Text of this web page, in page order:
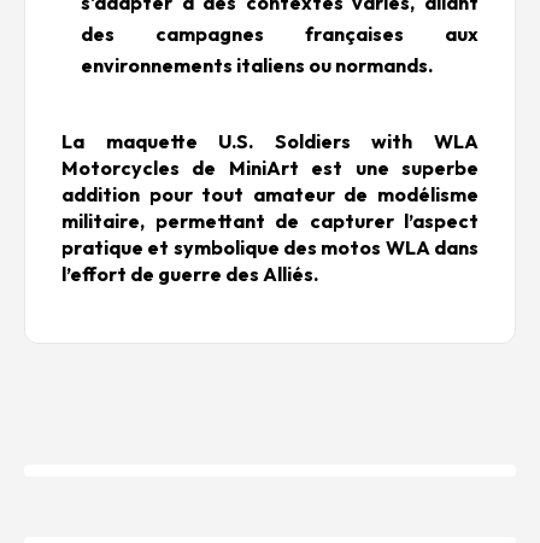
des campagnes françaises aux
environnements italiens ou normands.
La maquette U.S. Soldiers with WLA
Motorcycles de MiniArt est une superbe
addition pour tout amateur de modélisme
militaire, permettant de capturer l’aspect
pratique et symbolique des motos WLA dans
l’effort de guerre des Alliés.